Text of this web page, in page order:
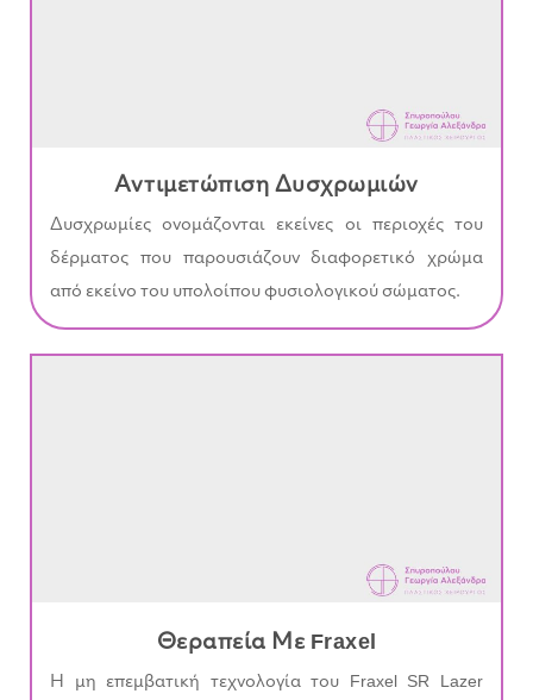
Αντιμετώπιση Δυσχρωμιών
Δυσχρωμίες ονομάζονται εκείνες οι περιοχές του
δέρματος που παρουσιάζουν διαφορετικό χρώμα
από εκείνο του υπολοίπου φυσιολογικού σώματος.
Θεραπεία Με Fraxel
Η μη επεμβατική τεχνολογία του Fraxel SR Lazer